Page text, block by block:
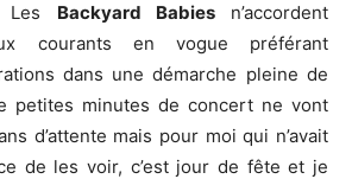
Les Backyard Babiesn’accordent
courants en vogue préférant
dans une démarche pleine de
petites minutes de concert ne vont
d’attente mais pour moi qui n’avait
de les voir, c’est jour de fête et je